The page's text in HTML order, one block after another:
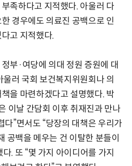
족하다고 지적했다. 아울러 다
경우에도 의료진 공백으로 인
고 지적했다.
부·여당에 의대 정원 증원에 대
울러 국회 보건복지위원회나 의
을 마련하겠다고 설명했다. 박
이날 간담회 이후 취재진과 만나
다”면서도 “당장의 대책은 우리가
공백을 메우는 건 이탈한 분들이
. 또 “몇 가지 아이디어를 가지